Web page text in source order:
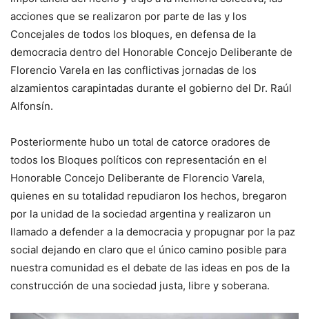
acciones que se realizaron por parte de las y los
Concejales de todos los bloques, en defensa de la
democracia dentro del Honorable Concejo Deliberante de
Florencio Varela en las conflictivas jornadas de los
alzamientos carapintadas durante el gobierno del Dr. Raúl
Alfonsín.
Posteriormente hubo un total de catorce oradores de
todos los Bloques políticos con representación en el
Honorable Concejo Deliberante de Florencio Varela,
quienes en su totalidad repudiaron los hechos, bregaron
por la unidad de la sociedad argentina y realizaron un
llamado a defender a la democracia y propugnar por la paz
social dejando en claro que el único camino posible para
nuestra comunidad es el debate de las ideas en pos de la
construcción de una sociedad justa, libre y soberana.